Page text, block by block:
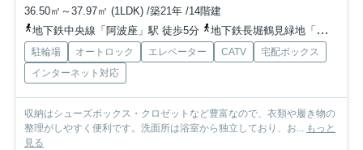
36.50㎡～37.97㎡ (1LDK) /築21年 /14階建
地下鉄中央線「阿波座」駅 徒歩5分
地下鉄長堀鶴見緑地「西長堀」駅 徒歩7分
駐輪場 オートロック エレベーター CATV
宅配ボックス
インターネット対応
収納はシューズボックス・クロゼットなど豊富なので、衣類や履き物の
整理がしやすく便利です。洗面所は浴室から独立しており、お... もっと
見る